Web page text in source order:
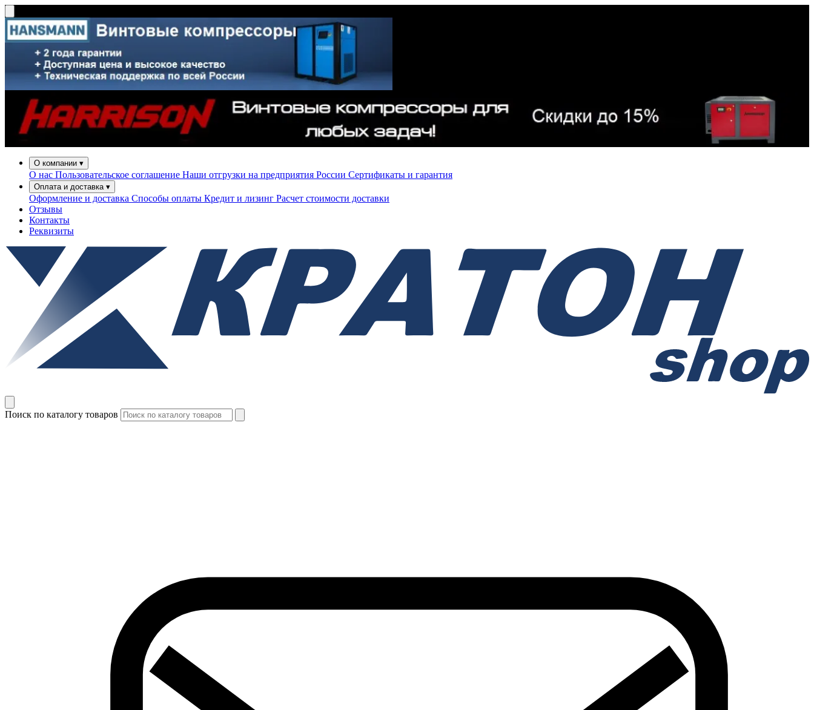
О компании ▾
О нас Пользовательское соглашение Наши отгрузки на предприятия России Сертификаты и гарантия
Оплата и доставка ▾
Оформление и доставка Способы оплаты Кредит и лизинг Расчет стоимости доставки
Отзывы
Контакты
Реквизиты
Поиск по каталогу товаров